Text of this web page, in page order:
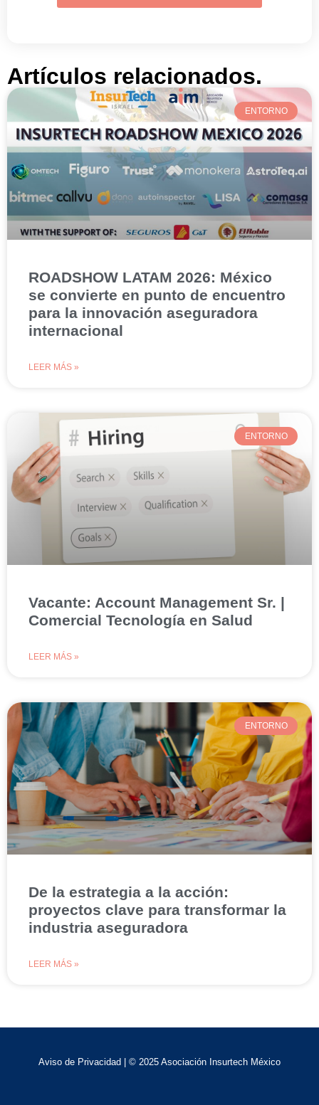
Artículos relacionados.
ENTORNO
ROADSHOW LATAM 2026: México
se convierte en punto de encuentro
para la innovación aseguradora
internacional
LEER MÁS »
ENTORNO
Vacante: Account Management Sr. |
Comercial Tecnología en Salud
LEER MÁS »
ENTORNO
De la estrategia a la acción:
proyectos clave para transformar la
industria aseguradora
LEER MÁS »
Aviso de Privacidad | © 2025 Asociación Insurtech México